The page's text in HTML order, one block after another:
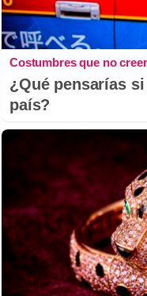
Costumbres que no
¿Qué pensarías
país?